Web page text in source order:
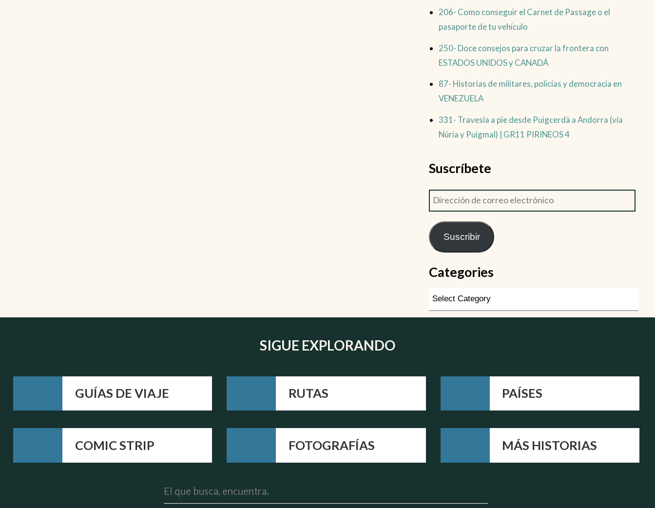
206- Como conseguir el Carnet de Passage o el
pasaporte de tu vehículo
250- Doce consejos para cruzar la frontera con
ESTADOS UNIDOS y CANADÁ
87- Historias de militares, policías y democracia en
VENEZUELA
331- Travesía a pie desde Puigcerdà a Andorra (vía
Núria y Puigmal) | GR11 PIRINEOS 4
Suscríbete
Suscribir
Categories
SIGUE EXPLORANDO
GUÍAS DE VIAJE RUTAS PAÍSES
COMIC STRIP FOTOGRAFÍAS MÁS HISTORIAS